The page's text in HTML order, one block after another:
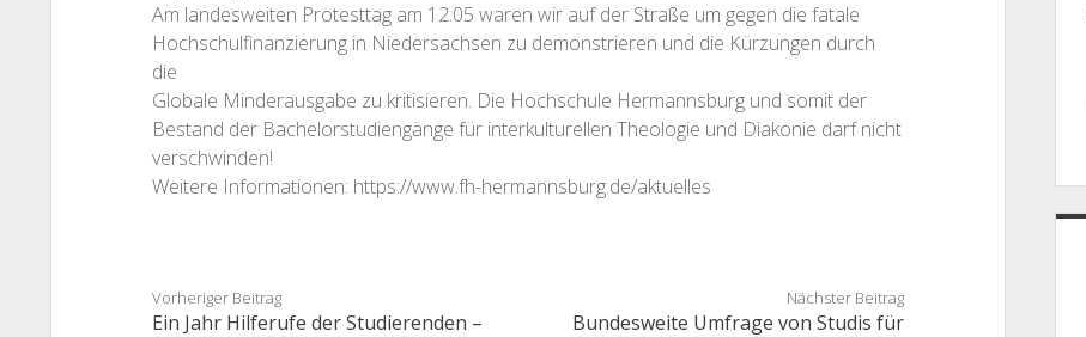
Am landesweiten Protesttag am 12.05 waren wir auf der Straße um gegen die fatale
Hochschulfinanzierung in Niedersachsen zu demonstrieren und die Kürzungen durch
die
Globale Minderausgabe zu kritisieren. Die Hochschule Hermannsburg und somit der
Bestand der Bachelorstudiengänge für interkulturellen Theologie und Diakonie darf nicht
verschwinden!
Weitere Informationen: https://www.fh-hermannsburg.de/aktuelles
Vorheriger Beitrag
Ein Jahr Hilferufe der Studierenden –
Nächster Beitrag
Bundesweite Umfrage von Studis für